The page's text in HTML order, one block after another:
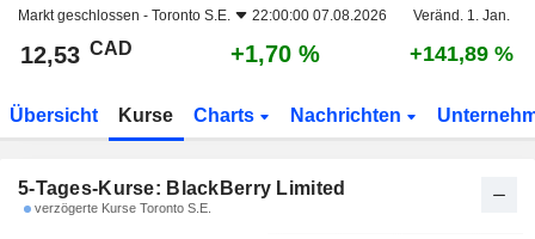
Markt geschlossen - Toronto S.E. 22:00:00 07.08.2026 Veränd. 1. Jan.
12,53 CAD +1,70 % +141,89 %
Übersicht Kurse Charts Nachrichten
5-Tages-Kurse: BlackBerry Limited
verzögerte Kurse Toronto S.E.